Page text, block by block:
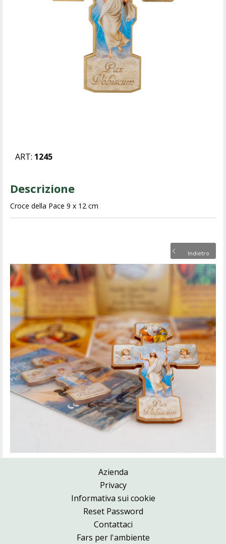
ART: 1245
Descrizione
Croce della Pace 9 x 12 cm
Indietro
Azienda
Privacy
Informativa sui cookie
Reset Password
Contattaci
Fars per l'ambiente